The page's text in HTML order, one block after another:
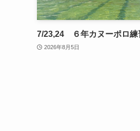
7/23,24 ６年カヌーポロ練
2026年8月5日